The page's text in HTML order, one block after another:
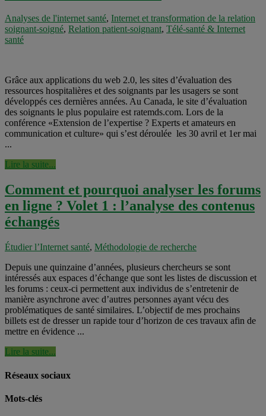
Analyses de l'internet santé, Internet et transformation de la relation
soignant-soigné, Relation patient-soignant, Télé-santé & Internet
santé
Grâce aux applications du web 2.0, les sites d’évaluation des
ressources hospitalières et des soignants par les usagers se sont
développés ces dernières années. Au Canada, le site d’évaluation
des soignants le plus populaire est ratemds.com. Lors de la
conférence «Extension de l’expertise ? Experts et amateurs en
communication et culture» qui s’est déroulée les 30 avril et 1er mai
...
Lire la suite...
Comment et pourquoi analyser les forums
en ligne ? Volet 1 : l’analyse des contenus
échangés
Étudier l’Internet santé, Méthodologie de recherche
Depuis une quinzaine d’années, plusieurs chercheurs se sont
intéressés aux espaces d’échange que sont les listes de discussion et
les forums : ceux-ci permettent aux individus de s’entretenir de
manière asynchrone avec d’autres personnes ayant vécu des
problématiques de santé similaires. L’objectif de mes prochains
billets est de dresser un rapide tour d’horizon de ces travaux afin de
mettre en évidence ...
Lire la suite...
Réseaux sociaux
Mots-clés